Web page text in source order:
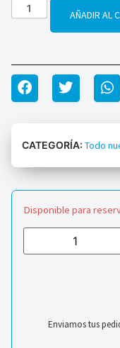
AÑADIR AL
CATEGORÍA: Todo
Disponible para
Enviamos tus